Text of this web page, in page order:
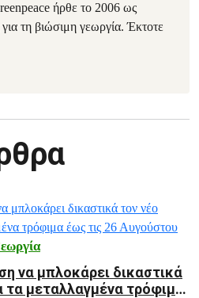
ήρθε το 2006 ως
τη βιώσιμη γεωργία. Έκτοτε
να μπλοκάρει δικαστικά
τα μεταλλαγμένα τρόφιμα